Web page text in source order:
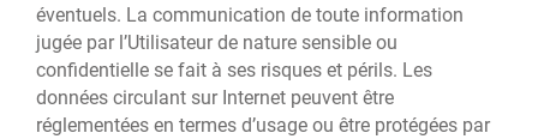
éventuels. La communication de toute information
jugée par l’Utilisateur de nature sensible ou
confidentielle se fait à ses risques et périls. Les
données circulant sur Internet peuvent être
réglementées en termes d’usage ou être protégées par